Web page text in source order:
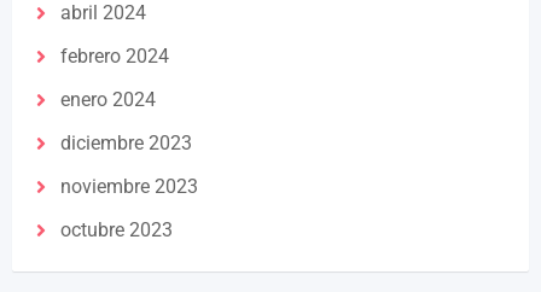
abril 2024
febrero 2024
enero 2024
diciembre 2023
noviembre 2023
octubre 2023